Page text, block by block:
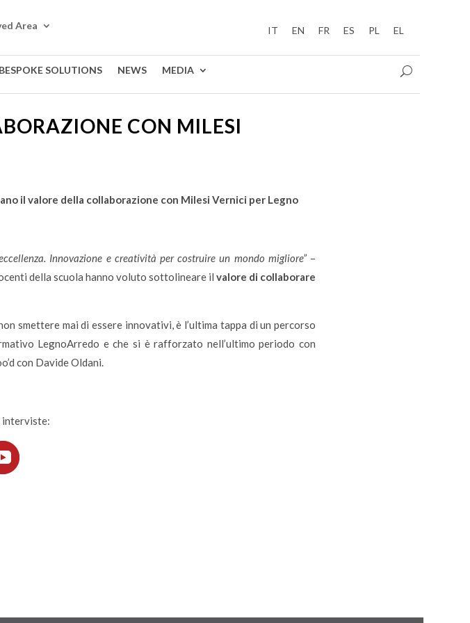
Area IT EN FR ES PL EL
BESPOKE SOLUTIONS NEWS MEDIA
CON MILESI
il valore della collaborazione con Milesi Vernici per Legno
Innovazione e creatività per costruire un mondo migliore”–
della scuola hanno voluto sottolineare il valore di collaborare
smettere mai di essere innovativi, è l’ultima tappa di un percorso
LegnoArredo e che si è rafforzato nell’ultimo periodo con
con Davide Oldani.
interviste: